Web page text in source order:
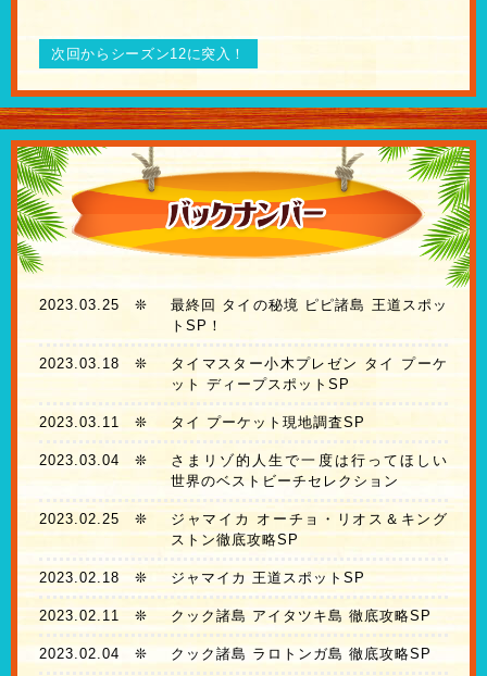
次回からシーズン12に突入！
2023.03.25 ❊
最終回 タイの秘境 ピピ諸島 王道スポッ
トSP！
2023.03.18 ❊
タイマスター小木プレゼン タイ プーケ
ット ディープスポットSP
2023.03.11 ❊ タイ プーケット現地調査SP
2023.03.04 ❊
さまリゾ的人生で一度は行ってほしい
世界のベストビーチセレクション
2023.02.25 ❊
ジャマイカ オーチョ・リオス＆キング
ストン徹底攻略SP
2023.02.18❊ ジャマイカ 王道スポットSP
2023.02.11 ❊ クック諸島 アイタツキ島 徹底攻略SP
2023.02.04 ❊ クック諸島 ラロトンガ島 徹底攻略SP